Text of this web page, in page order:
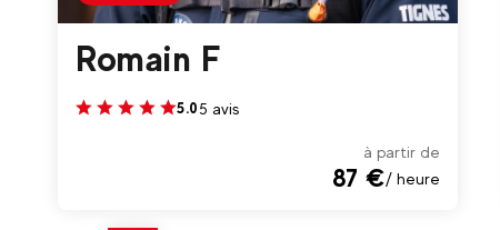
Romain F
5.05 avis
à partir de
87 €/ heure